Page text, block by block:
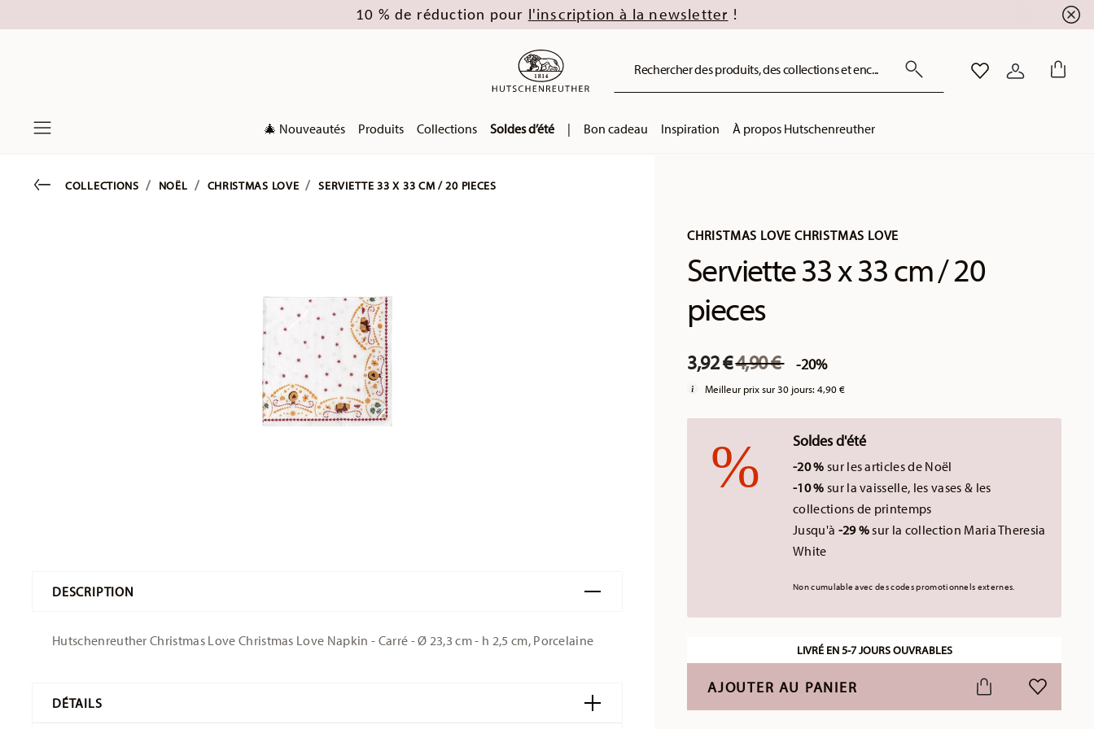
10 % de réduction pour l'inscription à la newsletter !
Rechercher des produits, des collections et enc... LISTE DE SOUHAITS
CONNEXION
🎄 Nouveautés Produits Collections Soldes d’été | Bon cadeau Inspiration À propos Hutschenreuther
CHRISTMAS LOVE CHRISTMAS LOVE
Serviette 33 x 33 cm / 20
pieces
3,92 €Price reduced from
4,90 €to-20%
Meilleur prix sur 30 jours:4,90 €
Soldes d'été
-20 % sur les articles de Noël
-10 % sur la vaisselle, les vases & les
collections de printemps
Jusqu'à -29 %sur la collection Maria Theresia
White
Non cumulable avec des codes promotionnels externes.
LIVRÉ EN 5-7 JOURS OUVRABLES
AJOUTER AU PANIER LISTE DE
Go backCOLLECTIONS NOËL CHRISTMAS LOVE SERVIETTE 33 X 33 CM / 20 PIECES
DESCRIPTION
Hutschenreuther Christmas Love Christmas Love Napkin - Carré - Ø 23,3 cm - h 2,5 cm, Porcelaine
DÉTAILS